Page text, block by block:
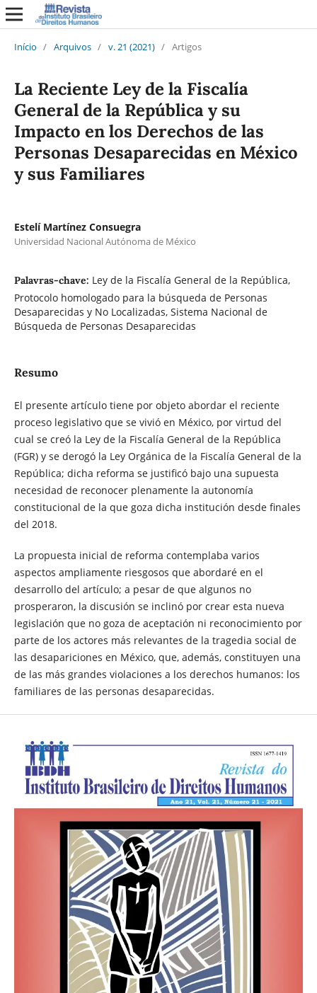
Início / Arquivos / v. 21 (2021) / Artigos
La Reciente Ley de la Fiscalía
General de la República y su
Impacto en los Derechos de las
Personas Desaparecidas en México
y sus Familiares
Estelí Martínez Consuegra
Universidad Nacional Autónoma de México
Palavras-chave: Ley de la Fiscalía General de la República,
Protocolo homologado para la búsqueda de Personas
Desaparecidas y No Localizadas, Sistema Nacional de
Búsqueda de Personas Desaparecidas
Resumo
El presente artículo tiene por objeto abordar el reciente
proceso legislativo que se vivió en México, por virtud del
cual se creó la Ley de la Fiscalía General de la República
(FGR) y se derogó la Ley Orgánica de la Fiscalía General de la
República; dicha reforma se justificó bajo una supuesta
necesidad de reconocer plenamente la autonomía
constitucional de la que goza dicha institución desde finales
del 2018.
La propuesta inicial de reforma contemplaba varios
aspectos ampliamente riesgosos que abordaré en el
desarrollo del artículo; a pesar de que algunos no
prosperaron, la discusión se inclinó por crear esta nueva
legislación que no goza de aceptación ni reconocimiento por
parte de los actores más relevantes de la tragedia social de
las desapariciones en México, que, además, constituyen una
de las más grandes violaciones a los derechos humanos: los
familiares de las personas desaparecidas.